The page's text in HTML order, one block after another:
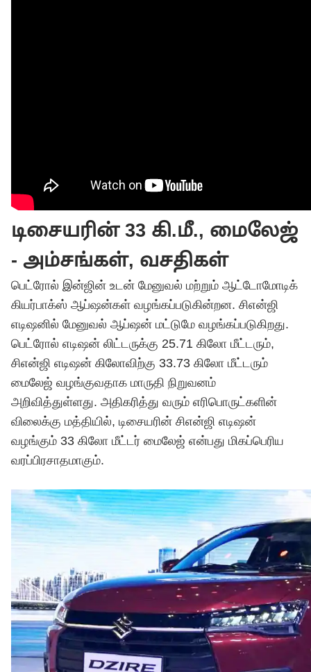
டிசையரின் 33 கி.மீ., மைலேஜ்
- அம்சங்கள், வசதிகள்
பெட்ரோல் இன்ஜின் உடன் மேனுவல் மற்றும் ஆட்டோமோடிக்
கியர்பாக்ஸ் ஆப்ஷன்கள் வழங்கப்படுகின்றன. சிஎன்ஜி
எடிஷனில் மேனுவல் ஆப்ஷன் மட்டுமே வழங்கப்படுகிறது.
பெட்ரோல் எடிஷன் லிட்டருக்கு 25.71 கிலோ மீட்டரும்,
சிஎன்ஜி எடிஷன் கிலோவிற்கு 33.73 கிலோ மீட்டரும்
மைலேஜ் வழங்குவதாக மாருதி நிறுவனம்
அறிவித்துள்ளது. அதிகரித்து வரும் எரிபொருட்களின்
விலைக்கு மத்தியில், டிசையரின் சிஎன்ஜி எடிஷன்
வழங்கும் 33 கிலோ மீட்டர் மைலேஜ் என்பது மிகப்பெரிய
வரப்பிரசாதமாகும்.